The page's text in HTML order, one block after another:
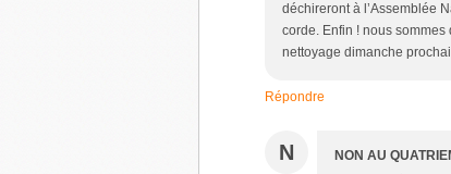
déchireront à l’Assemblée
corde. Enfin ! nous
nettoyage dimanche
Répondre
N NON AU